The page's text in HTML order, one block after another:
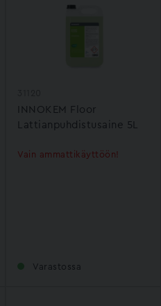
INNOKEM Floor
Lattianpuhdistusaine 5L
Varastossa
Vain ammattikäyttöön!